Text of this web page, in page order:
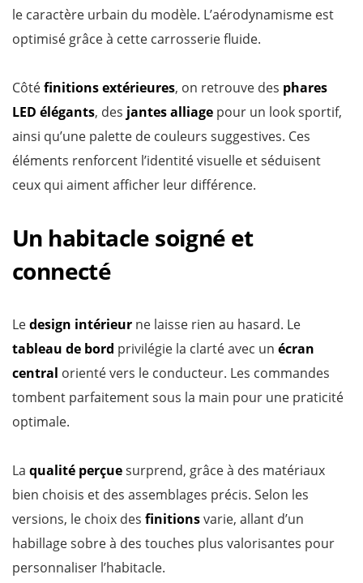
le caractère urbain du modèle. L’aérodynamisme est
optimisé grâce à cette carrosserie fluide.
Côtéfinitions extérieures, on retrouve des phares
LED élégants, des jantes alliage pour un look sportif,
ainsi qu’une palette de couleurs suggestives. Ces
éléments renforcent l’identité visuelle et séduisent
ceux qui aiment afficher leur différence.
Un habitacle soigné et
connecté
Ledesign intérieur ne laisse rien au hasard. Le
tableau de bord privilégie la clarté avec un écran
central orienté vers le conducteur. Les commandes
tombent parfaitement sous la main pour une praticité
optimale.
La qualité perçuesurprend, grâce à des matériaux
bien choisis et des assemblages précis. Selon les
versions, le choix des finitionsvarie, allant d’un
habillage sobre à des touches plus valorisantes pour
personnaliser l’habitacle.